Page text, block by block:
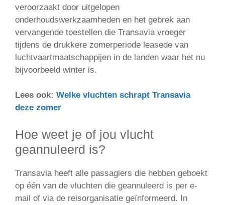
veroorzaakt door uitgelopen
onderhoudswerkzaamheden en het gebrek aan
vervangende toestellen die Transavia vroeger
tijdens de drukkere zomerperiode leasede van
luchtvaartmaatschappijen in de landen waar het nu
bijvoorbeeld winter is.
Lees ook: Welke vluchten schrapt Transavia
deze zomer
Hoe weet je of jou vlucht
geannuleerd is?
Transavia heeft alle passagiers die hebben geboekt
op één van de vluchten die geannuleerd is per e-
mail of via de reisorganisatie geïnformeerd. In